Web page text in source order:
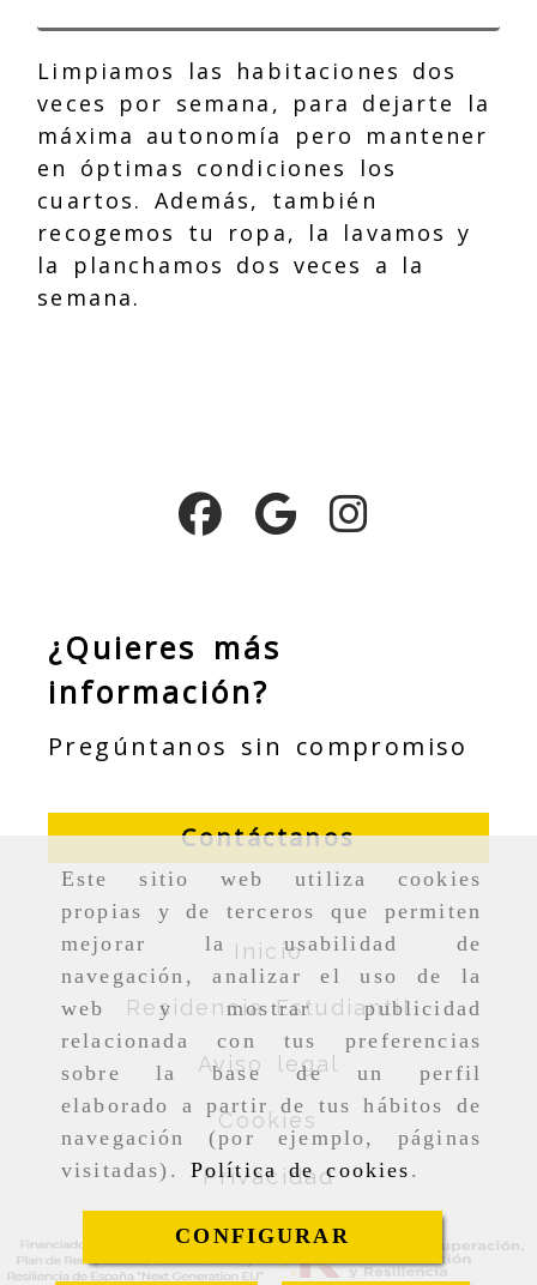
Este sitio web utiliza cookies
propias y de terceros que permiten
mejorar la usabilidad de
navegación, analizar el uso de la
web y mostrar publicidad
relacionada con tus preferencias
sobre la base de un perfil
elaborado a partir de tus hábitos de
navegación (por ejemplo, páginas
visitadas). Política de cookies .
CONFIGURAR
Limpiamos las habitaciones dos
veces por semana, para dejarte la
máxima autonomía pero mantener
en óptimas condiciones los
cuartos. Además, también
recogemos tu ropa, la lavamos y
la planchamos dos veces a la
semana.
¿Quieres más
información?
Pregúntanos sin compromiso
Contáctanos
Inicio
Residencia Estudiantil
Aviso legal
Cookies
Privacidad